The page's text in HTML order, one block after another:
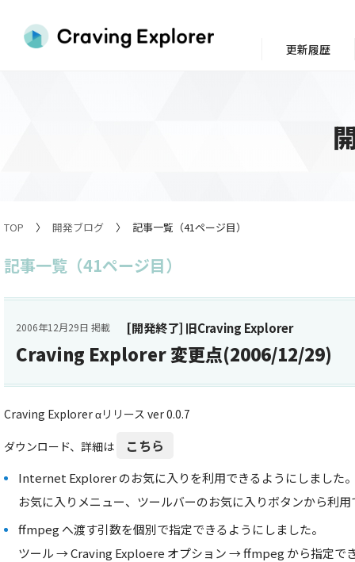
TOP 開発ブログ 記事一覧（41ページ目）
記事一覧（41ページ目）
[開発終了] 旧Craving Explorer
2006年12月29日 掲載
Craving Explorer 変更点(2006/12/29)
Craving Explorer αリリース ver 0.0.7
ダウンロード、詳細は こちら
Internet Explorer のお気に入りを利用できるようにしました
お気に入りメニュー、ツールバーのお気に入りボタンから利用
ffmpeg へ渡す引数を個別で指定できるようにしました。
ツール → Craving Exploere オプション → ffmpeg から指定で
更新履歴